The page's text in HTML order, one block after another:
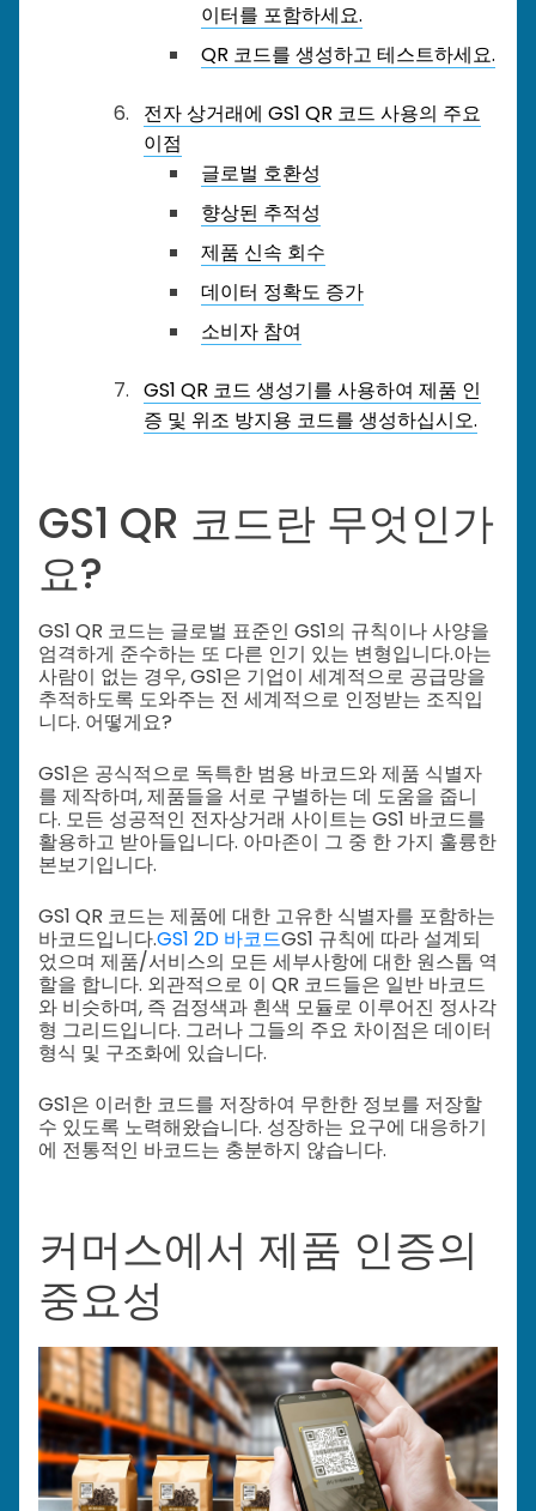
이터를 포함하세요.
QR 코드를 생성하고 테스트하세요.
전자 상거래에 GS1 QR 코드 사용의 주요
이점
글로벌 호환성
향상된 추적성
제품 신속 회수
데이터 정확도 증가
소비자 참여
GS1 QR 코드 생성기를 사용하여 제품 인
증 및 위조 방지용 코드를 생성하십시오.
GS1 QR 코드란 무엇인가
요?
GS1 QR 코드는 글로벌 표준인 GS1의 규칙이나 사양을
엄격하게 준수하는 또 다른 인기 있는 변형입니다.아는
사람이 없는 경우, GS1은 기업이 세계적으로 공급망을
추적하도록 도와주는 전 세계적으로 인정받는 조직입
니다. 어떻게요?
GS1은 공식적으로 독특한 범용 바코드와 제품 식별자
를 제작하며, 제품들을 서로 구별하는 데 도움을 줍니
다. 모든 성공적인 전자상거래 사이트는 GS1 바코드를
활용하고 받아들입니다. 아마존이 그 중 한 가지 훌륭한
본보기입니다.
GS1 QR 코드는 제품에 대한 고유한 식별자를 포함하는
바코드입니다.GS1 2D 바코드GS1 규칙에 따라 설계되
었으며 제품/서비스의 모든 세부사항에 대한 원스톱 역
할을 합니다. 외관적으로 이 QR 코드들은 일반 바코드
와 비슷하며, 즉 검정색과 흰색 모듈로 이루어진 정사각
형 그리드입니다. 그러나 그들의 주요 차이점은 데이터
형식 및 구조화에 있습니다.
GS1은 이러한 코드를 저장하여 무한한 정보를 저장할
수 있도록 노력해왔습니다. 성장하는 요구에 대응하기
에 전통적인 바코드는 충분하지 않습니다.
커머스에서 제품 인증의
중요성